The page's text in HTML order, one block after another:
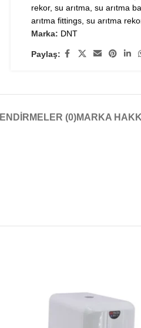
rekor, su arıtma su arıtma
arıtma fittings, su arıtma
Marka: DNT
Paylaş:
(0)MARKA